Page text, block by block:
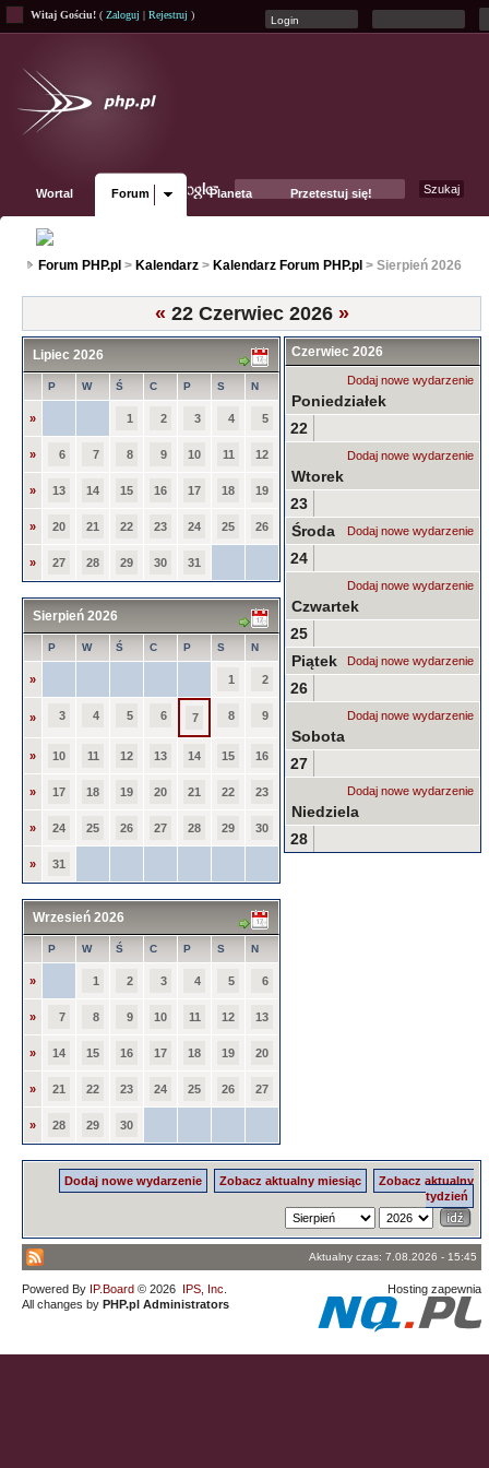
Witaj Gościu! ( Zaloguj | Rejestruj )
Wortal Forum Planeta Przetestuj się!
Forum PHP.pl > Kalendarz > Kalendarz Forum PHP.pl > Sierpień 2026
« 22 Czerwiec 2026 »
Lipiec 2026
P W Ś C P S N
» 1 2 3 4 5
» 6 7 8 9 10 11 12
» 13 14 15 16 17 18 19
» 20 21 22 23 24 25 26
» 27 28 29 30 31
Sierpień 2026
P W Ś C P S N
» 1 2
» 3 4 5 6 7 8 9
» 10 11 12 13 14 15 16
» 17 18 19 20 21 22 23
» 24 25 26 27 28 29 30
» 31
Wrzesień 2026
P W Ś C P S N
» 1 2 3 4 5 6
» 7 8 9 10 11 12 13
» 14 15 16 17 18 19 20
» 21 22 23 24 25 26 27
» 28 29 30
Czerwiec 2026
Dodaj nowe wydarzenie
Poniedziałek
22
Dodaj nowe wydarzenie
Wtorek
23
Dodaj nowe wydarzenie
Środa
24
Dodaj nowe wydarzenie
Czwartek
25
Dodaj nowe wydarzenie
Piątek
26
Dodaj nowe wydarzenie
Sobota
27
Dodaj nowe wydarzenie
Niedziela
28
Dodaj nowe wydarzenie Zobacz aktualny miesiąc
Zobacz aktualny
tydzień
Aktualny czas: 7.08.2026 - 15:45
Powered By IP.Board © 2026 IPS, Inc
All changes by PHP.pl Administrators
Hosting zapewnia